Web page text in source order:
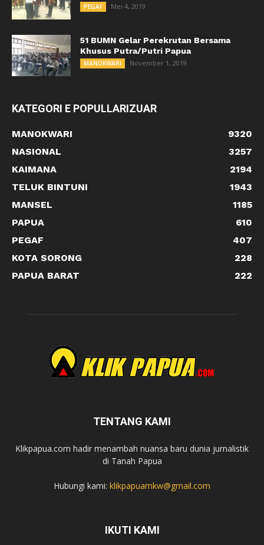
PEGAF Mei 4, 2019
51 BUMN Gelar Perekrutan Bersama
Khusus Putra/Putri Papua
MANOKWARI November 1, 2019
KATEGORI E POPULLARIZUAR
MANOKWARI
9320
NASIONAL
3257
KAIMANA
2194
TELUK BINTUNI
1943
MANSEL
1185
PAPUA
610
PEGAF
407
KOTA SORONG
228
PAPUA BARAT
222
TENTANG KAMI
Klikpapua.com hadir menambah nuansa baru dunia jurnalistik
di Tanah Papua
Hubungi kami: klikpapuamkw@gmail.com
IKUTI KAMI